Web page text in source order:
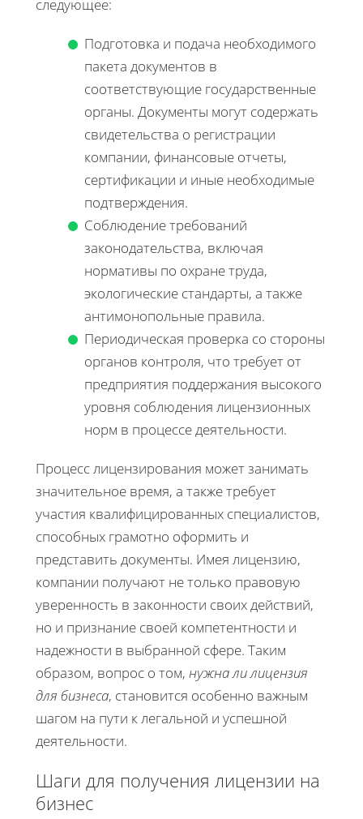
следующее:
Подготовка и подача необходимого
пакета документов в
соответствующие государственные
органы. Документы могут содержать
свидетельства о регистрации
компании, финансовые отчеты,
сертификации и иные необходимые
подтверждения.
Соблюдение требований
законодательства, включая
нормативы по охране труда,
экологические стандарты, а также
антимонопольные правила.
Периодическая проверка со стороны
органов контроля, что требует от
предприятия поддержания высокого
уровня соблюдения лицензионных
норм в процессе деятельности.
Процесс лицензирования может занимать
значительное время, а также требует
участия квалифицированных специалистов,
способных грамотно оформить и
представить документы. Имея лицензию,
компании получают не только правовую
уверенность в законности своих действий,
но и признание своей компетентности и
надежности в выбранной сфере. Таким
образом, вопрос о том, нужна ли лицензия
для бизнеса, становится особенно важным
шагом на пути к легальной и успешной
деятельности.
Шаги для получения лицензии на
бизнес